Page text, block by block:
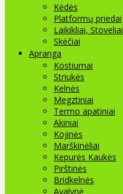
Kėdės
Platformų priedai
Laikikliai, Stoveliai
Skėčiai
Apranga
Kostiumai
Striukės
Kelnės
Megztiniai
Termo apatiniai
Akiniai
Kojinės
Marškinėliai
Kepurės Kaukės
Pirštinės
Bridkelnės
Avalynė